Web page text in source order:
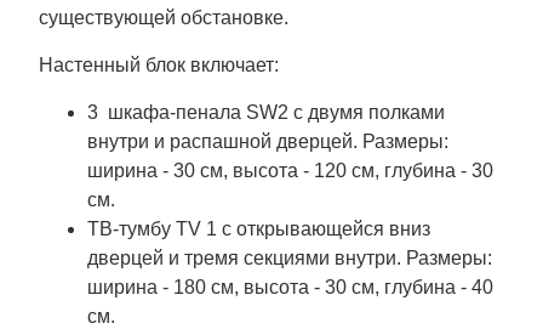
существующей обстановке.
Настенный блок включает:
3 шкафа-пенала SW2 с двумя полками
внутри и распашной дверцей. Размеры:
ширина - 30 см, высота - 120 см, глубина - 30
см.
ТВ-тумбу TV 1 с открывающейся вниз
дверцей и тремя секциями внутри. Размеры:
ширина - 180 см, высота - 30 см, глубина - 40
см.